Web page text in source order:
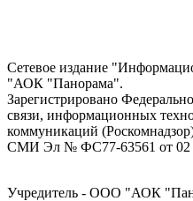
Сетевое издание
"АОК "Панорама".
Зарегистрировано
связи, информационных
коммуникаций
СМИ Эл № ФС77-63561 от 02
Учредитель - ООО "АОК